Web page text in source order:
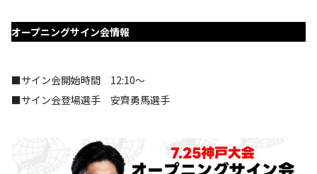
オープニングサイン会情報
■サイン会開始時間 12:10～
■サイン会登場選手 安齊勇馬選手